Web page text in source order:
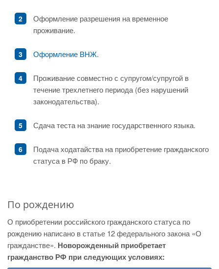
Оформление разрешения на временное
проживание.
Оформление ВНЖ.
Проживание совместно с супругом/супругой в
течение трехлетнего периода (без нарушений
законодательства).
Сдача теста на знание государственного языка.
Подача ходатайства на приобретение гражданского
статуса в РФ по браку.
По рождению
О приобретении российского гражданского статуса по
рождению написано в статье 12 федерального закона «О
гражданстве». Новорожденный приобретает
гражданство РФ при следующих условиях: